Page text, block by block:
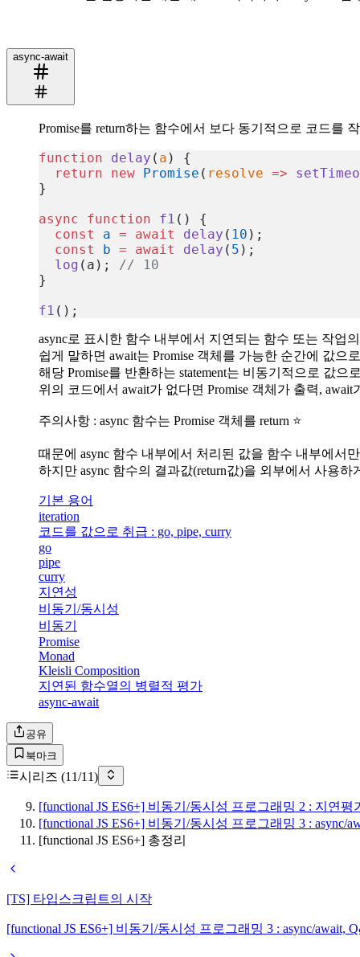
async-await
Promise를 return하는 함수에서 보다 동기적으로 코드를
function delay ( a ) {
  return
new Promise ( resolve =>
}
async function f1 () {
  const
a = await delay ( 10 );
  const
b = await delay ( 5 );
  log
(a);
// 10
}
f1 ();
async로 표시한 함수 내부에서 지연되는 함수 또는 작업
쉽게 말하면 await는 Promise 객체를 가능한 순간에 값으
해당 Promise를 반환하는 statement는 비동기적으로 값으
위의 코드에서 await가 없다면 Promise 객체가 출력,
주의사항 : async 함수는 Promise 객체를 return ⭐
때문에 async 함수 내부에서 처리된 값을 함수 내부에서
하지만 async 함수의 결과값(return값)을 외부에서 사용
기본 용어
iteration
코드를 값으로 취급 : go, pipe, curry
go
pipe
curry
지연성
비동기/동시성
비동기
Promise
Monad
Kleisli Composition
지연된 함수열의 병렬적 평가
async-await
공유
북마크
시리즈 (11/11)
[functional JS ES6+] 비동기/동시성 프로그래밍 2 : 지연
[functional JS ES6+] 비동기/동시성 프로그래밍 3 : async/
[functional JS ES6+] 총정리
[TS] 타입스크립트의 시작
[functional JS ES6+] 비동기/동시성 프로그래밍 3 : async/await,